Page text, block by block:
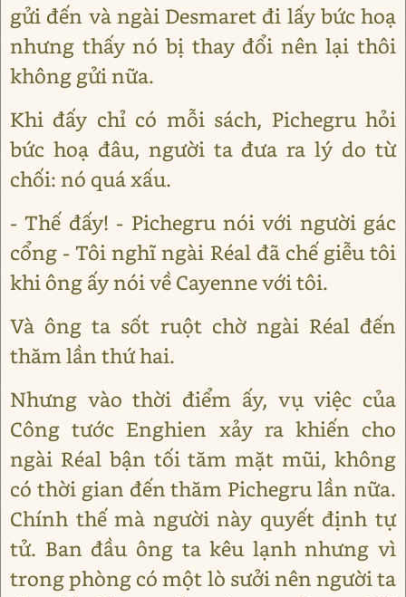
gửi đến và ngài Desmaret đi lấy bức hoạ
nhưng thấy nó bị thay đổi nên lại thôi
không gửi nữa.
Khi đấy chỉ có mỗi sách, Pichegru hỏi
bức hoạ đâu, người ta đưa ra lý do từ
chối: nó quá xấu.
- Thế đấy! - Pichegru nói với người gác
cổng - Tôi nghĩ ngài Réal đã chế giễu tôi
khi ông ấy nói về Cayenne với tôi.
Và ông ta sốt ruột chờ ngài Réal đến
thăm lần thứ hai.
Nhưng vào thời điểm ấy, vụ việc của
Công tước Enghien xảy ra khiến cho
ngài Réal bận tối tăm mặt mũi, không
có thời gian đến thăm Pichegru lần nữa.
Chính thế mà người này quyết định tự
tử. Ban đầu ông ta kêu lạnh nhưng vì
trong phòng có một lò sưởi nên người ta